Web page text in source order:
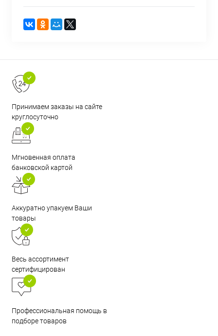
Принимаем заказы на сайте
круглосуточно
Мгновенная оплата
банковской картой
Аккуратно упакуем Ваши
товары
Весь ассортимент
сертифицирован
Профессиональная помощь в
подборе товаров